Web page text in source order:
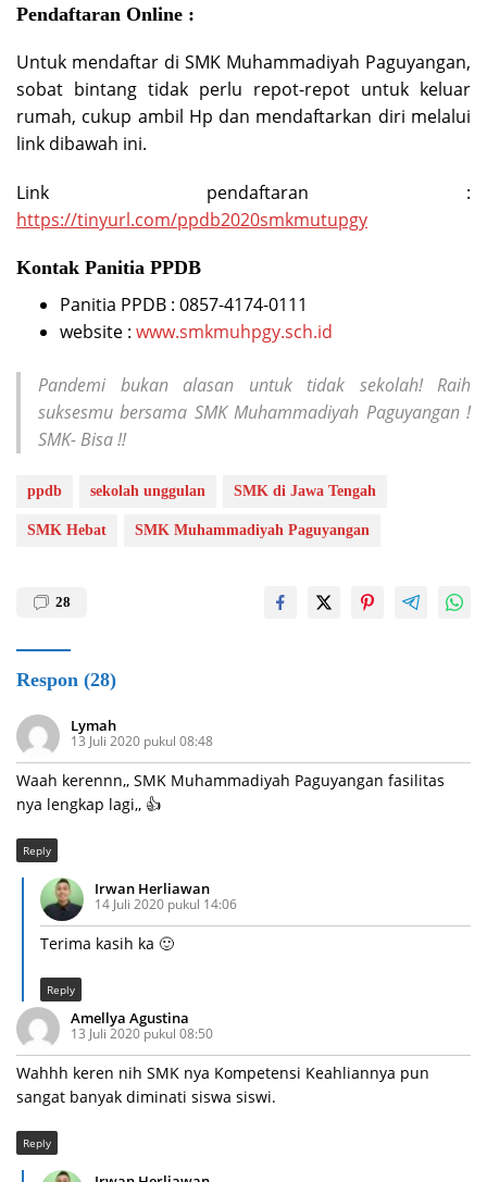
Pendaftaran Online :
Untuk mendaftar di SMK Muhammadiyah Paguyangan,
sobat bintang tidak perlu repot-repot untuk keluar
rumah, cukup ambil Hp dan mendaftarkan diri melalui
link dibawah ini.
Link pendaftaran :
https://tinyurl.com/ppdb2020smkmutupgy
Kontak Panitia PPDB
Panitia PPDB : 0857-4174-0111
website : www.smkmuhpgy.sch.id
Pandemi bukan alasan untuk tidak sekolah! Raih
suksesmu bersama SMK Muhammadiyah Paguyangan !
SMK- Bisa !!
ppdb sekolah unggulan SMK di Jawa Tengah
SMK Hebat SMK Muhammadiyah Paguyangan
28
Respon (28)
Lymah
13 Juli 2020 pukul 08:48
Waah kerennn,, SMK Muhammadiyah Paguyangan fasilitas
nya lengkap lagi,, 👍
Reply
Irwan Herliawan
14 Juli 2020 pukul 14:06
Terima kasih ka 🙂
Reply
Amellya Agustina
13 Juli 2020 pukul 08:50
Wahhh keren nih SMK nya Kompetensi Keahliannya pun
sangat banyak diminati siswa siswi.
Reply